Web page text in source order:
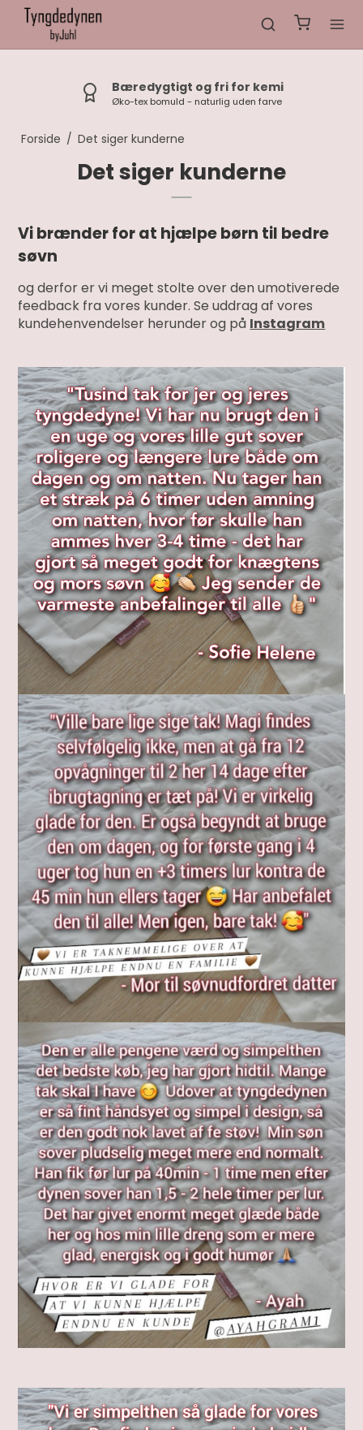
Bæredygtigt og fri for kemi
Øko-tex bomuld - naturlig uden farve
Forside / Det siger kunderne
Det siger kunderne
Vi brænder for at hjælpe børn til bedre
søvn
og derfor er vi meget stolte over den umotiverede
feedback fra vores kunder. Se uddrag af vores
kundehenvendelser herunder og på Instagram